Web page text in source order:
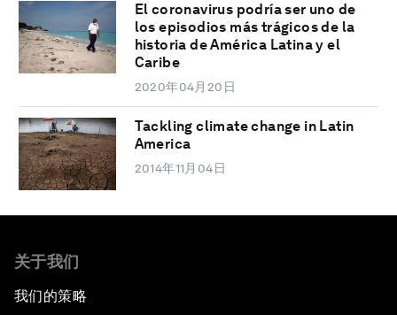
El coronavirus podría ser uno de
los episodios más trágicos de la
historia de América Latina y el
Caribe
2020年04月20日
Tackling climate change in Latin
America
2014年11月04日
关于我们
我们的策略